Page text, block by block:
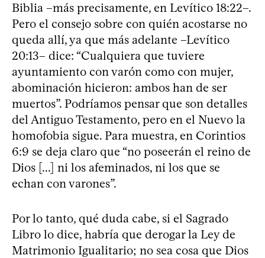
Biblia –más precisamente, en Levítico 18:22–.
Pero el consejo sobre con quién acostarse no
queda allí, ya que más adelante –Levítico
20:13– dice: “Cualquiera que tuviere
ayuntamiento con varón como con mujer,
abominación hicieron: ambos han de ser
muertos”. Podríamos pensar que son detalles
del Antiguo Testamento, pero en el Nuevo la
homofobia sigue. Para muestra, en Corintios
6:9 se deja claro que “no poseerán el reino de
Dios [...] ni los afeminados, ni los que se
echan con varones”.
Por lo tanto, qué duda cabe, si el Sagrado
Libro lo dice, habría que derogar la Ley de
Matrimonio Igualitario; no sea cosa que Dios